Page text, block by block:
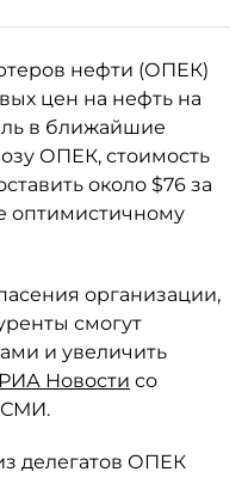
нефти (ОПЕК)
цен на нефть на
в ближайшие
ОПЕК, стоимость
около $76 за
оптимистичному
организации,
смогут
и увеличить
РИА Новости со
СМИ.
делегатов ОПЕК